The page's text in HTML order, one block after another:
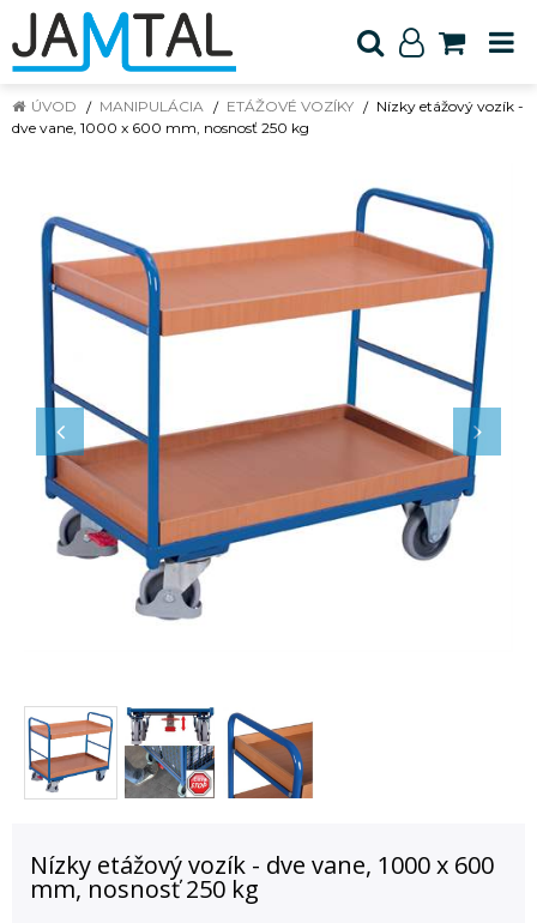
ÚVOD MANIPULÁCIA ETÁŽOVÉ VOZÍKY
Nízky etážový vozík -
dve vane, 1000 x 600 mm, nosnosť 250 kg
Nízky etážový vozík - dve vane, 1000 x 600
mm, nosnosť 250 kg